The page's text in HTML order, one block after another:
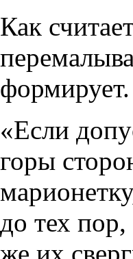
Как
формирует.
«Если
горы
до тех
же их